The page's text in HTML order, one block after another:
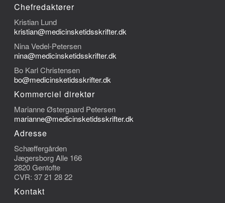
Chefredaktører
Kristian Lund
kristian@medicinsketidsskrifter.dk
Nina Vedel-Petersen
nina@medicinsketidsskrifter.dk
Bo Karl Christensen
bo@medicinsketidsskrifter.dk
Kommerciel direktør
Marianne Østergaard Petersen
marianne@medicinsketidsskrifter.dk
Adresse
Schæffergården
Jægersborg Alle 166
2820 Gentofte
CVR: 37 21 28 22
Kontakt